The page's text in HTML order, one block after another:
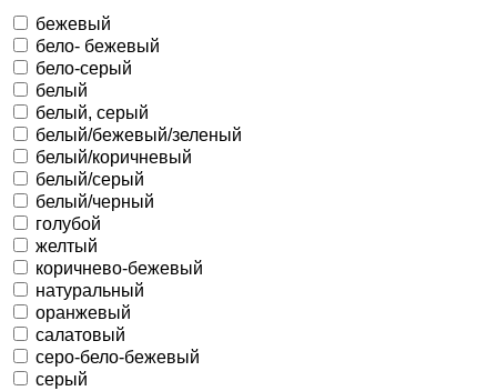
бежевый
бело- бежевый
бело-серый
белый
белый, серый
белый/бежевый/зеленый
белый/коричневый
белый/серый
белый/черный
голубой
желтый
коричнево-бежевый
натуральный
оранжевый
салатовый
серо-бело-бежевый
серый